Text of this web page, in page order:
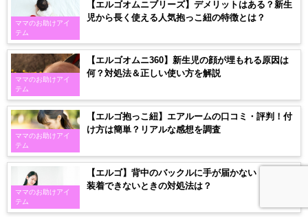
ママのお助けアイ
テム
【エルゴオムニブリーズ】デメリットはある？新生
児から長く使える人気抱っこ紐の特徴とは？
ママのお助けアイ
テム
【エルゴオムニ360】新生児の顔が埋もれる原因は
何？対処法＆正しい使い方を解説
ママのお助けアイ
テム
【エルゴ抱っこ紐】エアルームの口コミ・評判！付
け方は簡単？リアルな感想を調査
ママのお助けアイ
テム
【エルゴ】背中のバックルに手が届かない！一人で
装着できないときの対処法は？